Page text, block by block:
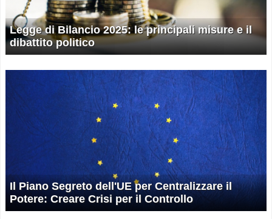
Legge di Bilancio 2025: le principali misure e il
dibattito politico
Il Piano Segreto dell'UE per Centralizzare il
Potere: Creare Crisi per il Controllo